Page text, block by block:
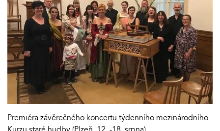
Premiéra závěrečného koncertu týdenního mezinárodního